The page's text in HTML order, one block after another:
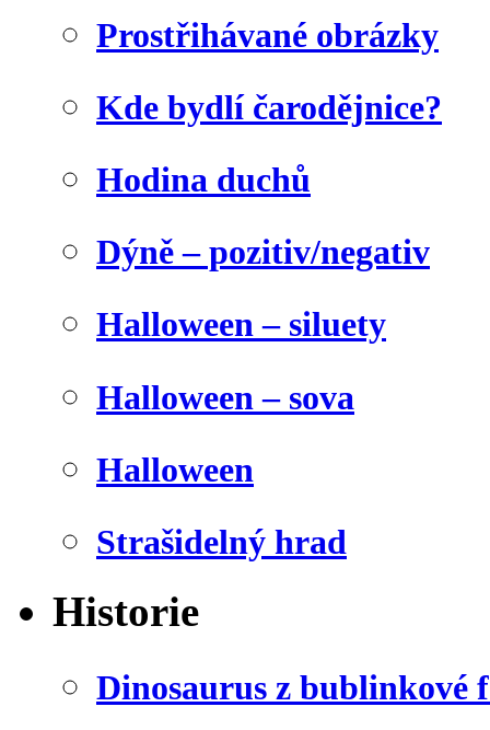
Prostřihávané obrázky
Kde bydlí čarodějnice?
Hodina duchů
Dýně – pozitiv/negativ
Halloween – siluety
Halloween – sova
Halloween
Strašidelný hrad
Historie
Dinosaurus z bublinkové